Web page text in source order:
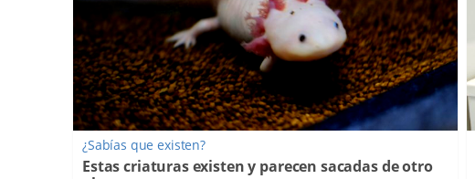
¿Sabías que existen?
Estas criaturas existen y parecen sacadas de otro